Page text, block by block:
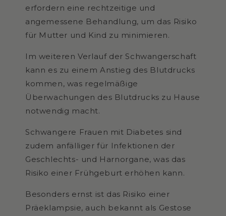
erfordern eine rechtzeitige und
angemessene Behandlung, um das Risiko
für Mutter und Kind zu minimieren.
Im weiteren Verlauf der Schwangerschaft
kann es zu einem Anstieg des Blutdrucks
kommen, was regelmäßige
Überwachungen des Blutdrucks zu Hause
notwendig macht.
Schwangere Frauen mit Diabetes sind
zudem anfälliger für Infektionen der
Geschlechts- und Harnorgane, was das
Risiko einer Frühgeburt erhöhen kann.
Besonders ernst ist das Risiko einer
Präeklampsie, auch bekannt als Gestose